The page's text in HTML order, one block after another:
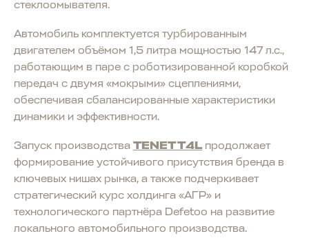
стеклоомывателя.
Автомобиль комплектуется турбированным
двигателем объёмом 1,5 литра мощностью 147 л.с.,
работающим в паре с роботизированной коробкой
передач с двумя «мокрыми» сцеплениями,
обеспечивая сбалансированные характеристики
динамики и эффективности.
Запуск производства TENET T4L продолжает
формирование устойчивого присутствия бренда в
ключевых нишах рынка, а также подчеркивает
стратегический курс холдинга «АГР» и
технологического партнёра Defetoo на развитие
локального автомобильного производства.